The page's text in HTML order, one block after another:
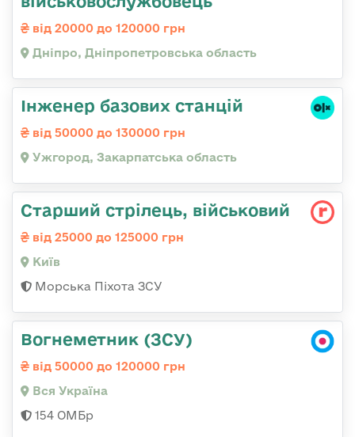
від 20000 до 120000 грн
Дніпро, Дніпропетровська область
Інженер базових станцій
від 50000 до 130000 грн
Ужгород, Закарпатська область
Стаpший стpілець, військовий
від 25000 до 125000 грн
Київ
Морська Піхота ЗСУ
Вогнеметник (ЗСУ)
від 50000 до 120000 грн
Вся Україна
154 ОМБр